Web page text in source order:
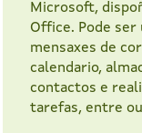
Microsoft,
Office. Pode
mensaxes de
calendario,
contactos e
tarefas, entre